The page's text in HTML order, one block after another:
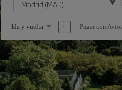
Seleccione
una
opción
Ida y vuelta Pagar con Avios